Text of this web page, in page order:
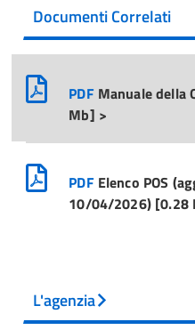
Documenti Correlati
PDF Manuale della
Mb] >
PDF Elenco POS
10/04/2026) [0.28
L'agenzia